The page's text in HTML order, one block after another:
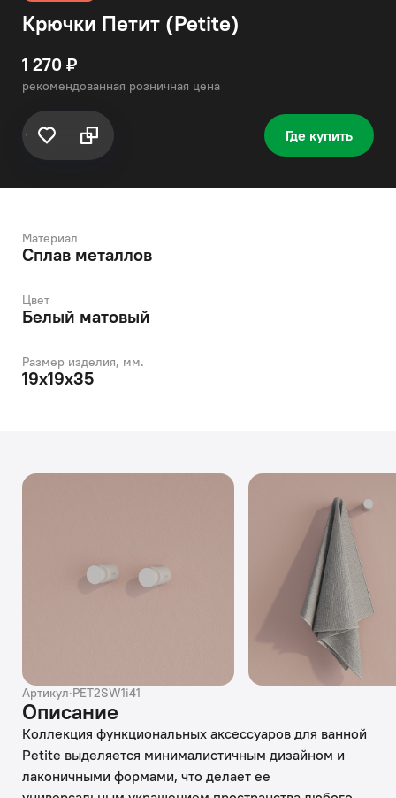
Крючки Петит (Petite)
1 270 ₽
рекомендованная розничная цена
Где купить
Материал
Сплав металлов
Цвет
Белый матовый
Размер изделия, мм.
19х19х35
Артикул·PET2SW1i41
Описание
Коллекция функциональных аксессуаров для ванной
Petite выделяется минималистичным дизайном и
лаконичными формами, что делает ее